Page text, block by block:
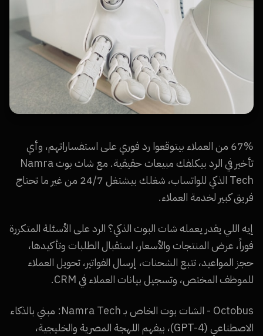
67% من العملاء بيتوقعوا رد فوري على استفساراتهم، وأي
تأخير في الرد بيكلفك مبيعات حقيقية. مع شات بوت Namra
Tech الذكي للواتساب، شغلك بيشتغل 24/7 من غير ما تحتاج
فريق كبير لخدمة العملاء.
إيه اللي يقدر يعمله شات البوت الذكي؟ الرد على الأسئلة المتكررة
فوراً، عرض المنتجات والأسعار، استقبال الطلبات وتأكيدها،
حجز المواعيد، تتبع الشحنات، إرسال الفواتير، تحويل العملاء
للموظف المختص، وتسجيل بيانات العملاء في CRM.
Octobus - الشات بوت الخاص بـ Namra Tech: مبني بالذكاء
الاصطناعي (GPT-4)، بيفهم اللهجة المصرية والخليجية،